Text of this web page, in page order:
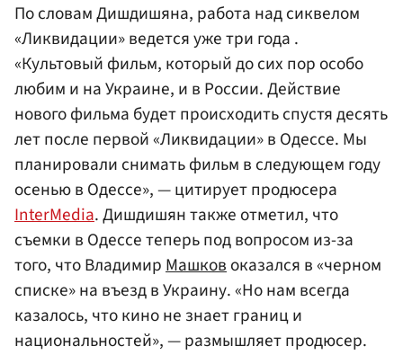
По словам Дишдишяна, работа над сиквелом
«Ликвидации» ведется уже три года .
«Культовый фильм, который до сих пор особо
любим и на Украине, и в России. Действие
нового фильма будет происходить спустя десять
лет после первой «Ликвидации» в Одессе. Мы
планировали снимать фильм в следующем году
осенью в Одессе», — цитирует продюсера
InterMedia. Дишдишян также отметил, что
съемки в Одессе теперь под вопросом из-за
того, что ВладимирМашковоказался в «черном
списке» на въезд в Украину. «Но нам всегда
казалось, что кино не знает границ и
национальностей», — размышляет продюсер.